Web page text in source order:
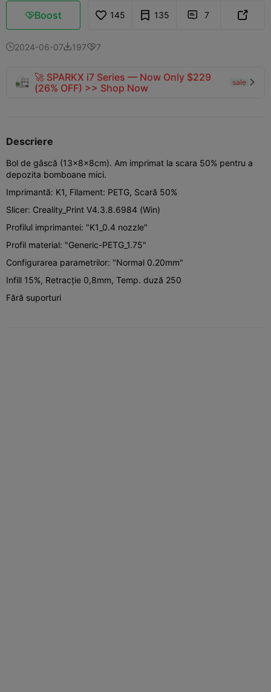
Boost 145 135  7 
2024-06-071977
🚀 SPARKX i7 Series — Now Only $229
(26% OFF) >> Shop Now
sale 
Descriere
Bol de gâscă (13x8x8cm). Am imprimat la scara 50% pentru a
depozita bomboane mici.
Imprimantă: K1, Filament: PETG, Scară 50%
Slicer: Creality_Print V4.3.8.6984 (Win)
Profilul imprimantei: "K1_0.4 nozzle"
Profil material: "Generic-PETG_1.75"
Configurarea parametrilor: "Normal 0.20mm"
Infill 15%, Retracție 0,8mm, Temp. duză 250
Fără suporturi